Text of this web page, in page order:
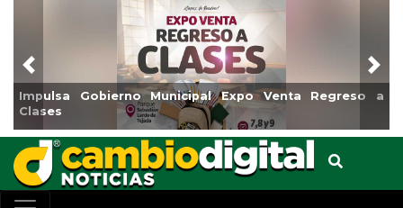
Municipal Expo Venta Regreso a
Reabrirá
Previous